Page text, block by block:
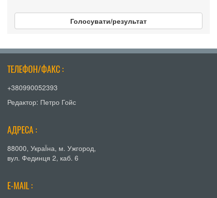
Голосувати/результат
ТЕЛЕФОН/ФАКС :
+380990052393
Редактор: Петро Гойс
АДРЕСА :
88000, УкраЇна, м. Ужгород,
вул. Фединця 2, каб. 6
E-MAIL :